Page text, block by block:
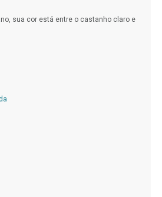
sua cor está entre o castanho claro e